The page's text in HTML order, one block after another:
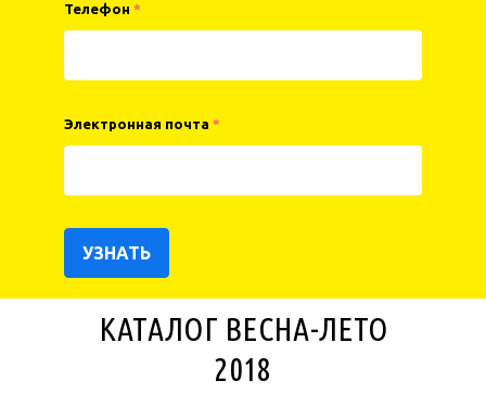
Телефон *
Электронная почта *
УЗНАТЬ
КАТАЛОГ ВЕСНА-ЛЕТО
2018